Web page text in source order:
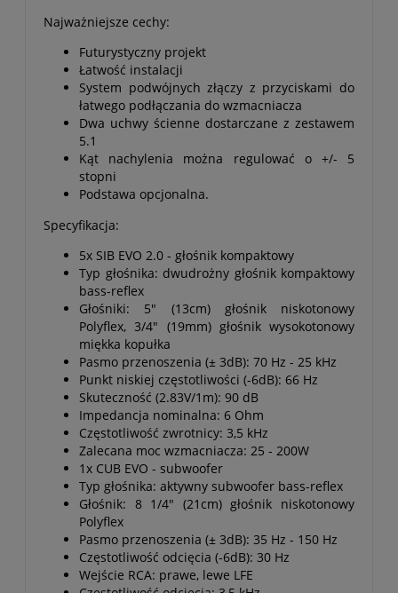
Najważniejsze cechy:
Futurystyczny projekt
Łatwość instalacji
System podwójnych złączy z przyciskami do
łatwego podłączania do wzmacniacza
Dwa uchwy ścienne dostarczane z zestawem
5.1
Kąt nachylenia można regulować o +/- 5
stopni
Podstawa opcjonalna.
Specyfikacja:
5x SIB EVO 2.0 - głośnik kompaktowy
Typ głośnika: dwudrożny głośnik kompaktowy
bass-reflex
Głośniki: 5" (13cm) głośnik niskotonowy
Polyflex, 3/4" (19mm) głośnik wysokotonowy
miękka kopułka
Pasmo przenoszenia (± 3dB): 70 Hz - 25 kHz
Punkt niskiej częstotliwości (-6dB): 66 Hz
Skuteczność (2.83V/1m): 90 dB
Impedancja nominalna: 6 Ohm
Częstotliwość zwrotnicy: 3,5 kHz
Zalecana moc wzmacniacza: 25 - 200W
1x CUB EVO - subwoofer
Typ głośnika: aktywny subwoofer bass-reflex
Głośnik: 8 1/4" (21cm) głośnik niskotonowy
Polyflex
Pasmo przenoszenia (± 3dB): 35 Hz - 150 Hz
Częstotliwość odcięcia (-6dB): 30 Hz
Wejście RCA: prawe, lewe LFE